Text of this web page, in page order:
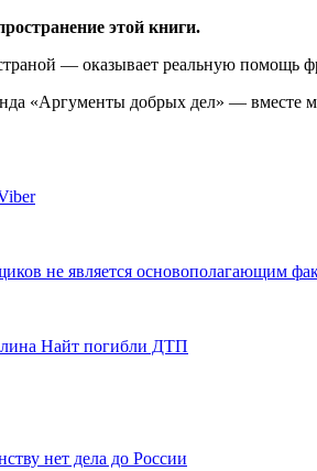
этой книги.
— оказывает реальную помощь
«Аргументы добрых дел» —
не является основополагающим
Найт погибли ДТП
нет дела до России